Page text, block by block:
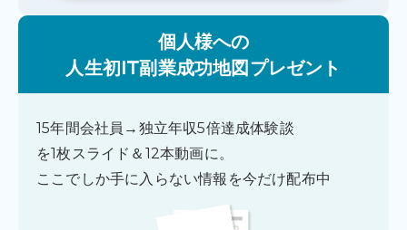
個人様への
人生初IT副業成功地図プレゼント
15年間会社員→独立年収5倍達成体験談
を1枚スライド＆12本動画に。
ここでしか手に入らない情報を今だけ配布中